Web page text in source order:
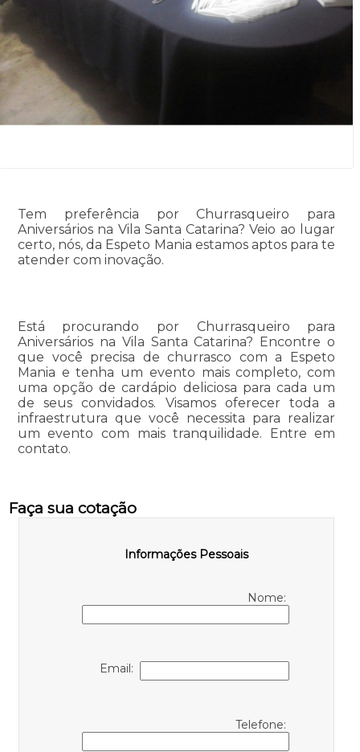
Tem preferência por Churrasqueiro para
Aniversários na Vila Santa Catarina? Veio ao lugar
certo, nós, da Espeto Mania estamos aptos para te
atender com inovação.
Está procurando por Churrasqueiro para
Aniversários na Vila Santa Catarina? Encontre o
que você precisa de churrasco com a Espeto
Mania e tenha um evento mais completo, com
uma opção de cardápio deliciosa para cada um
de seus convidados. Visamos oferecer toda a
infraestrutura que você necessita para realizar
um evento com mais tranquilidade. Entre em
contato.
Faça sua cotação
Informações Pessoais
Nome:
Email:
Telefone: